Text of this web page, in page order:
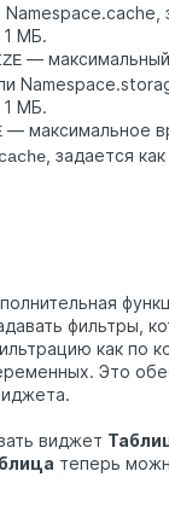
1 МБ.
—
1 МБ.
— максимальное
, задается
фильтры,
как по
Это
виджет
теперь